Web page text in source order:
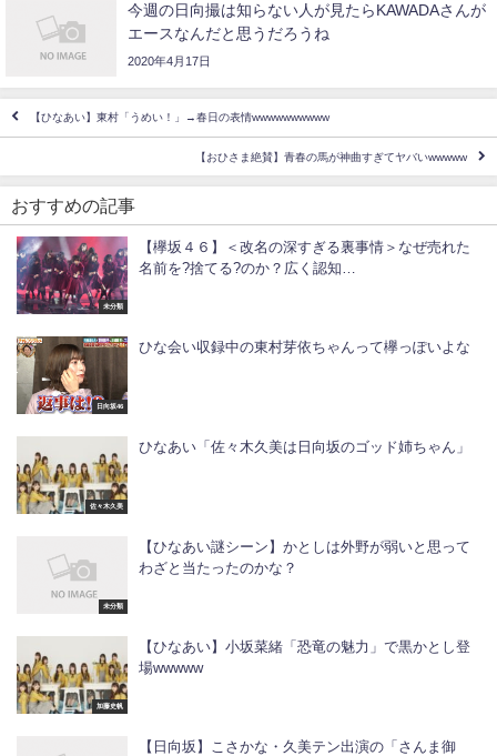
今週の日向撮は知らない人が見たらKAWADAさんが
エースなんだと思うだろうね
2020年4月17日
【ひなあい】東村「うめい！」→春日の表情wwwwwwwwww
【おひさま絶賛】青春の馬が神曲すぎてヤバいwwwww
おすすめの記事
未分類
【欅坂４６】＜改名の深すぎる裏事情＞なぜ売れた
名前を?捨てる?のか？広く認知…
日向坂46
ひな会い収録中の東村芽依ちゃんって欅っぽいよな
佐々木久美
ひなあい「佐々木久美は日向坂のゴッド姉ちゃん」
未分類
【ひなあい謎シーン】かとしは外野が弱いと思って
わざと当たったのかな？
加藤史帆
【ひなあい】小坂菜緒「恐竜の魅力」で黒かとし登
場wwwww
【日向坂】こさかな・久美テン出演の「さんま御